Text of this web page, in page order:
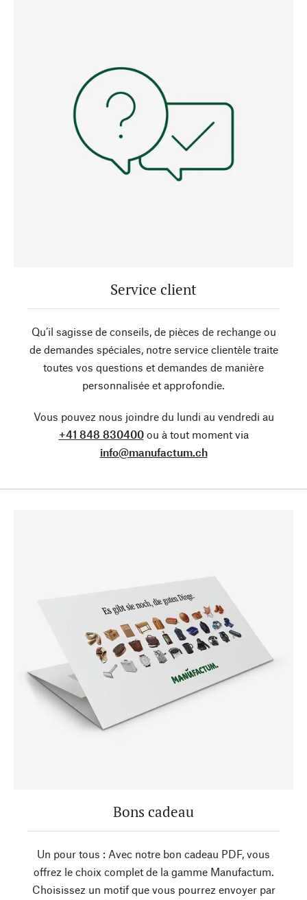
Service client
Qu’il sagisse de conseils, de pièces de rechange ou
de demandes spéciales, notre service clientèle traite
toutes vos questions et demandes de manière
personnalisée et approfondie.
Vous pouvez nous joindre du lundi au vendredi au
+41 848 830400ou à tout moment via
info@manufactum.ch
Bons cadeau
Un pour tous : Avec notre bon cadeau PDF, vous
offrez le choix complet de la gamme Manufactum.
Choisissez un motif que vous pourrez envoyer par